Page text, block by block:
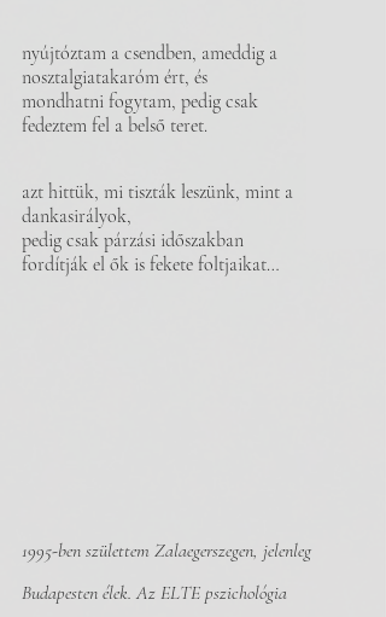
nyújtóztam a csendben, ameddig a
nosztalgiatakaróm ért, és
mondhatni fogytam, pedig csak
fedeztem fel a belső teret.
azt hittük, mi tiszták leszünk, mint a
dankasirályok,
pedig csak párzási időszakban
fordítják el ők is fekete foltjaikat…
1995-ben születtem Zalaegerszegen, jelenleg
Budapesten élek. Az ELTE pszichológia